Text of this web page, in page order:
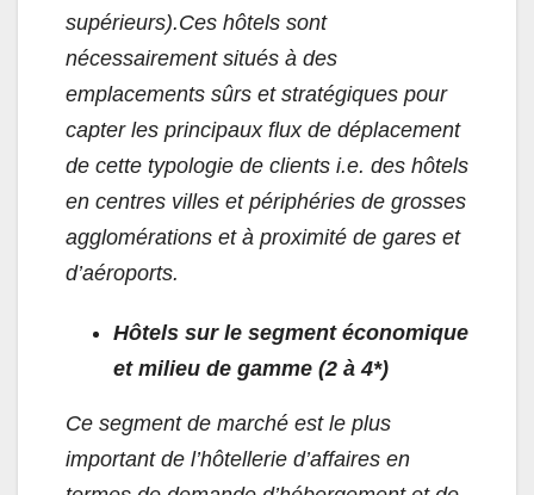
supérieurs).Ces hôtels sont
nécessairement situés à des
emplacements sûrs et stratégiques pour
capter les principaux flux de déplacement
de cette typologie de clients i.e. des hôtels
en centres villes et périphéries de grosses
agglomérations et à proximité de gares et
d’aéroports.
Hôtels sur le segment économique
et milieu de gamme (2 à 4*)
Ce segment de marché est le plus
important de l’hôtellerie d’affaires en